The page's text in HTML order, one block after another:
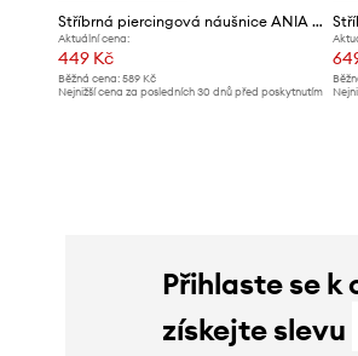
Stříbrná piercingová náušnice ANIA KRUK ROCK IT
Aktuální cena:
449 Kč
Běžná cena: 589 Kč
Nejnižší cena za posledních 30 dnů před poskytnutím
Přihlaste se k
získejte slevu